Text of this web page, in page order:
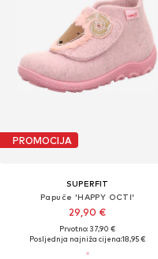
PROMOCIJA
SUPERFIT
Papuče 'HAPPY OCTI'
29,90 €
Prvotno: 37,90 €
Posljednja najniža cijena:18,95 €